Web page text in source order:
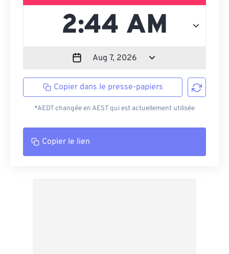
Copier dans le presse-papiers
*AEDT changée en AEST qui est actuellement utilisée
Copier le lien